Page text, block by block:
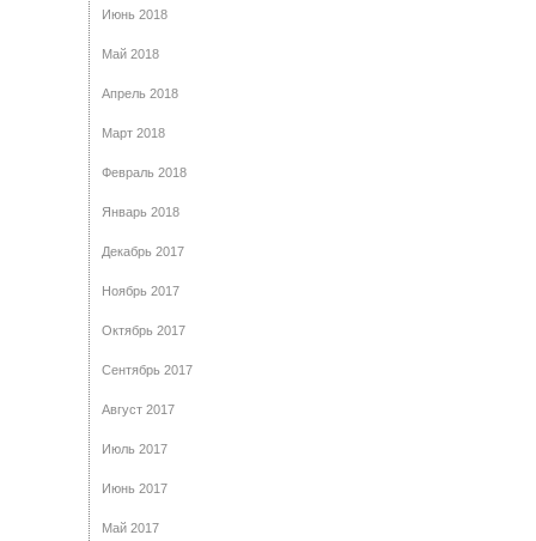
Июнь 2018
Май 2018
Апрель 2018
Март 2018
Февраль 2018
Январь 2018
Декабрь 2017
Ноябрь 2017
Октябрь 2017
Сентябрь 2017
Август 2017
Июль 2017
Июнь 2017
Май 2017